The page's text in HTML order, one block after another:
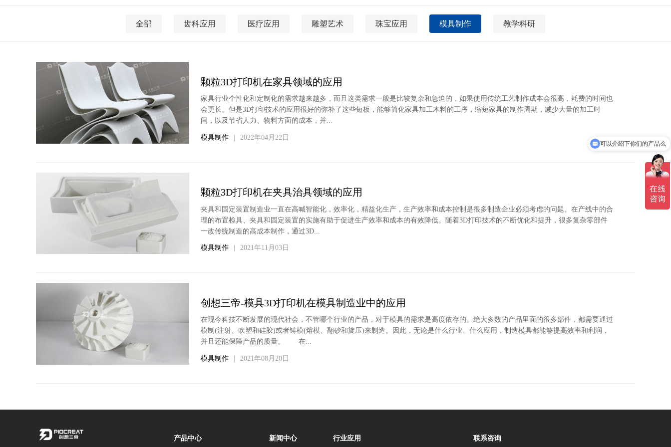
全部 齿科应用 医疗应用 雕塑艺术 珠宝应用 模具制作 教学科研
颗粒3D打印机在家具领域的应用
家具行业个性化和定制化的需求越来越多，而且这类需求一般是比较复杂和急迫的，如果使用传统工艺制作成本会很高，耗费的时间也
会更长。但是3D打印技术的应用很好的弥补了这些短板，能够简化家具加工木料的工序，缩短家具的制作周期，减少大量的加工时
间，以及节省人力、物料方面的成本，并...
模具制作 | 2022年04月22日
颗粒3D打印机在夹具治具领域的应用
夹具和固定装置制造业一直在高喊智能化，效率化，精益化生产，生产效率和成本控制是很多制造企业必须考虑的问题。在产线中的合
理的布置检具、夹具和固定装置的实施有助于促进生产效率和成本的有效降低。随着3D打印技术的不断优化和提升，很多复杂零部件
一改传统制造的高成本制作，通过3D...
模具制作 2021年11月03日
创想三帝-模具3D打印机在模具制造业中的应用
在现今科技不断发展的现代社会，不管哪个行业的产品，对于模具的需求是高度依存的。绝大多数的产品里面的很多部件，都需要通过
模制(注射、吹塑和硅胶)或者铸模(熔模、翻砂和旋压)来制造。因此，无论是什么行业、什么应用，制造模具都能够提高效率和利润，
并且还能保障产品的质量。 在...
模具制作 | 2021年08月20日
产品中心 新闻中心 行业应用 联系咨询
可以介绍下你们的产品么